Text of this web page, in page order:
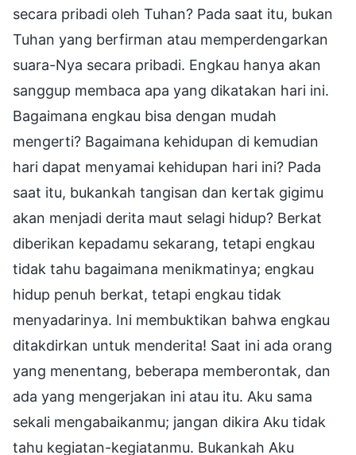
secara pribadi oleh Tuhan? Pada saat itu, bukan
Tuhan yang berfirman atau memperdengarkan
suara-Nya secara pribadi. Engkau hanya akan
sanggup membaca apa yang dikatakan hari ini.
Bagaimana engkau bisa dengan mudah
mengerti? Bagaimana kehidupan di kemudian
hari dapat menyamai kehidupan hari ini? Pada
saat itu, bukankah tangisan dan kertak gigimu
akan menjadi derita maut selagi hidup? Berkat
diberikan kepadamu sekarang, tetapi engkau
tidak tahu bagaimana menikmatinya; engkau
hidup penuh berkat, tetapi engkau tidak
menyadarinya. Ini membuktikan bahwa engkau
ditakdirkan untuk menderita! Saat ini ada orang
yang menentang, beberapa memberontak, dan
ada yang mengerjakan ini atau itu. Aku sama
sekali mengabaikanmu; jangan dikira Aku tidak
tahu kegiatan-kegiatanmu. Bukankah Aku